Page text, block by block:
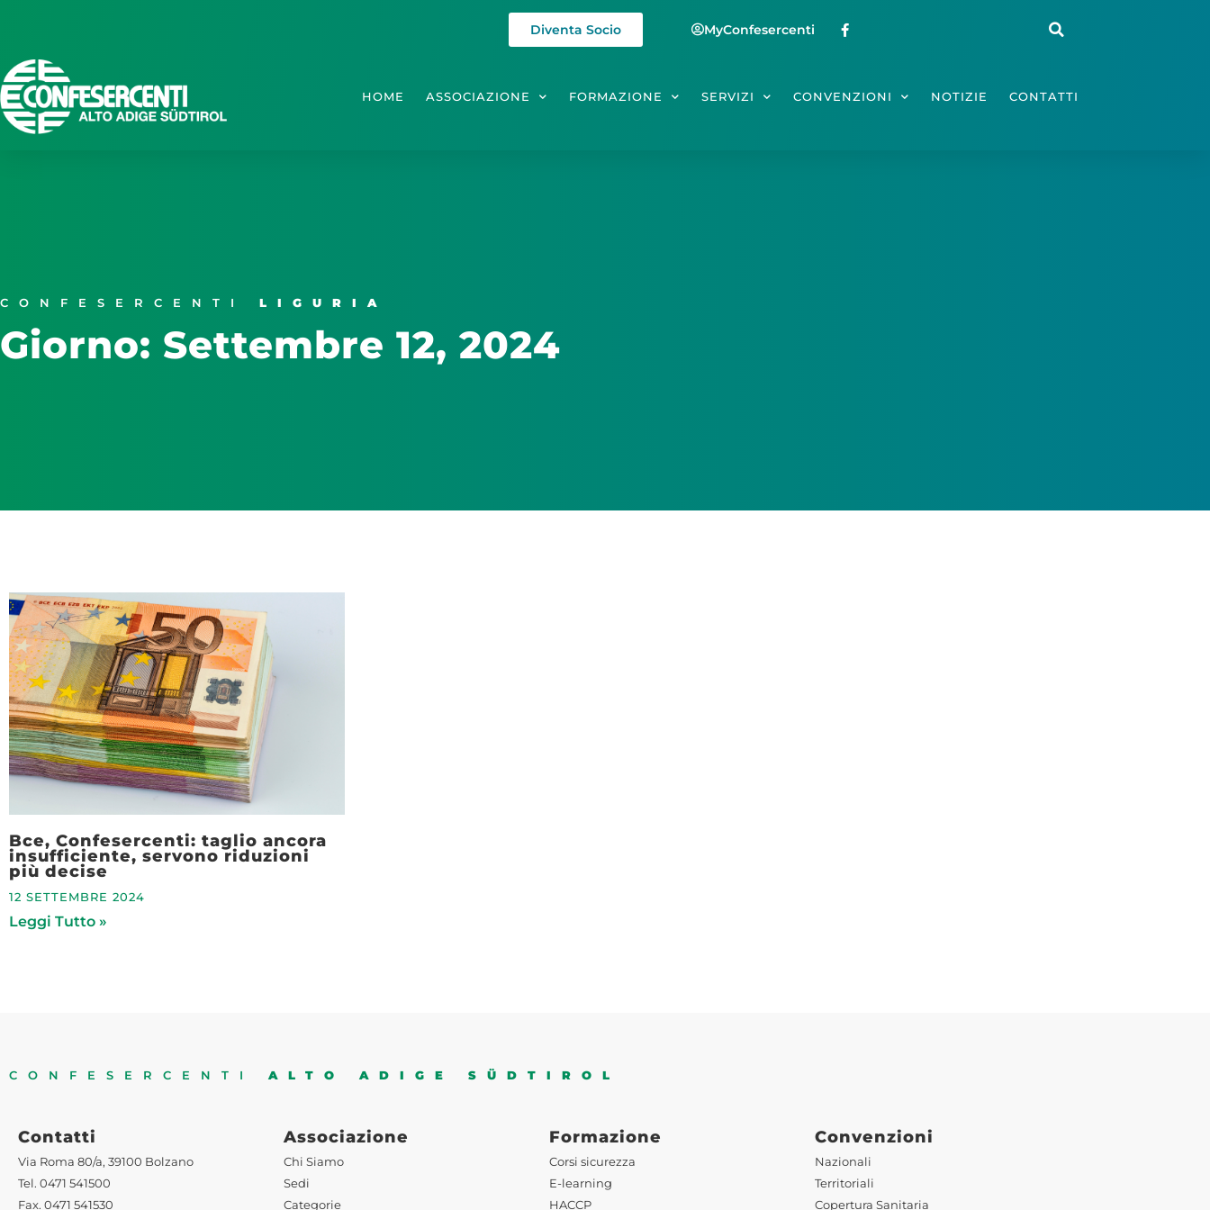
Diventa Socio MyConfesercenti
HOME ASSOCIAZIONE FORMAZIONE SERVIZI CONVENZIONI NOTIZIE CONTATTI
CONFESERCENTI LIGURIA
Giorno: Settembre 12, 2024
Bce, Confesercenti: taglio ancora
insufficiente, servono riduzioni
più decise
12 SETTEMBRE 2024
Leggi Tutto »
CONFESERCENTI ALTO ADIGE SÜDTIROL
Contatti
Via Roma 80/a, 39100 Bolzano
Tel. 0471 541500
Fax. 0471 541530
Associazione
Chi Siamo
Sedi
Categorie
Formazione
Corsi sicurezza
E-learning
HACCP
Convenzioni
Nazionali
Territoriali
Copertura Sanitaria